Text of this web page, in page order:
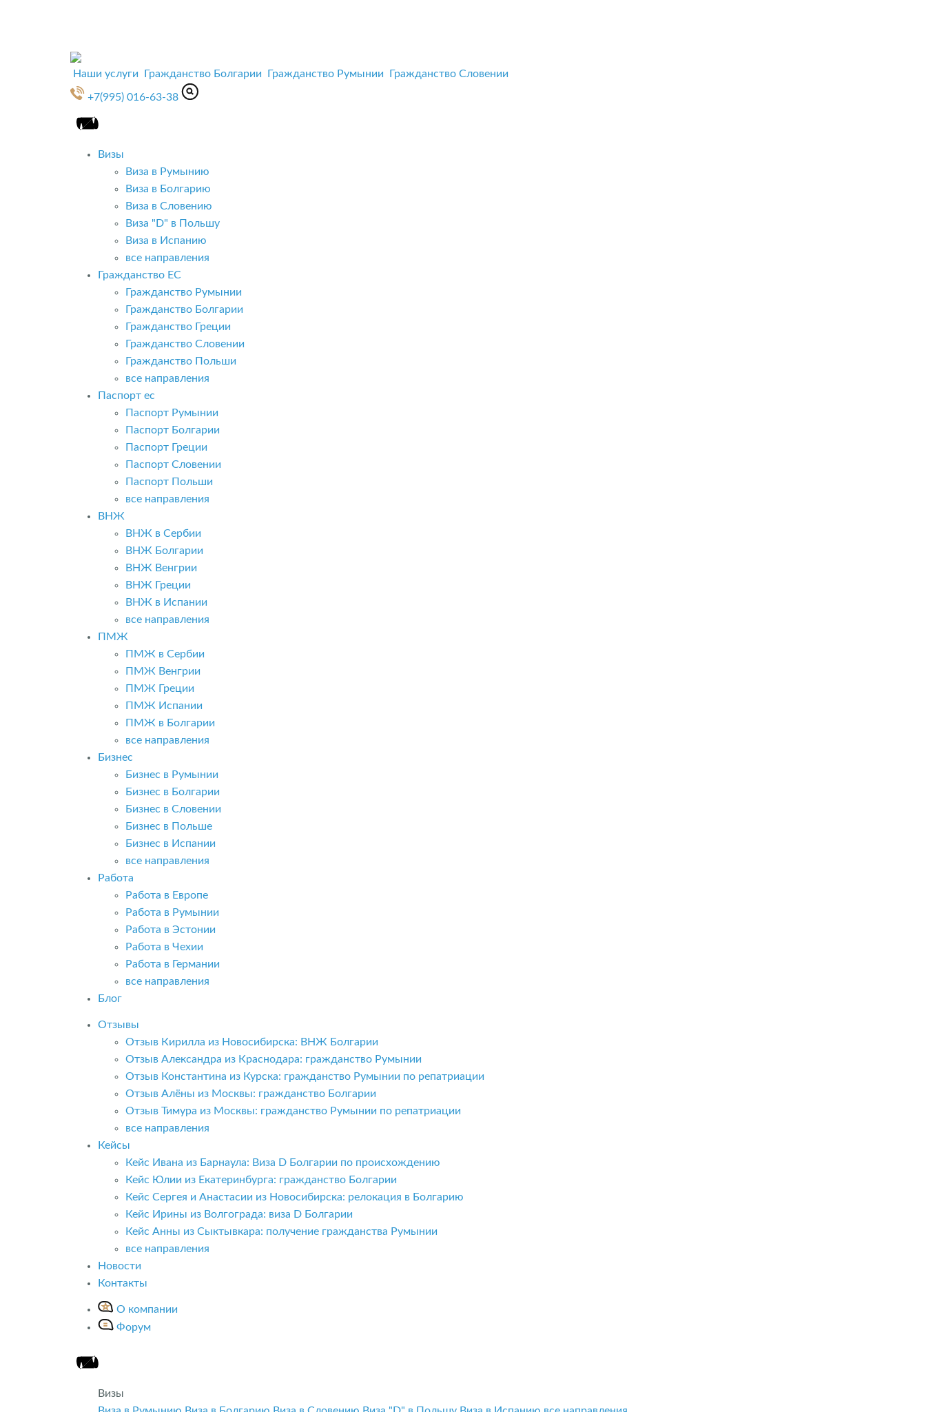
Наши услуги Гражданство Болгарии Гражданство Румынии Гражданство Словении
+7(995) 016-63-38
Визы
Виза в Румынию
Виза в Болгарию
Виза в Словению
Виза "D" в Польшу
Виза в Испанию
все направления
Гражданство ЕС
Гражданство Румынии
Гражданство Болгарии
Гражданство Греции
Гражданство Словении
Гражданство Польши
все направления
Паспорт ес
Паспорт Румынии
Паспорт Болгарии
Паспорт Греции
Паспорт Словении
Паспорт Польши
все направления
ВНЖ
ВНЖ в Сербии
ВНЖ Болгарии
ВНЖ Венгрии
ВНЖ Греции
ВНЖ в Испании
все направления
ПМЖ
ПМЖ в Сербии
ПМЖ Венгрии
ПМЖ Греции
ПМЖ Испании
ПМЖ в Болгарии
все направления
Бизнес
Бизнес в Румынии
Бизнес в Болгарии
Бизнес в Словении
Бизнес в Польше
Бизнес в Испании
все направления
Работа
Работа в Европе
Работа в Румынии
Работа в Эстонии
Работа в Чехии
Работа в Германии
все направления
Блог
Отзывы
Отзыв Кирилла из Новосибирска: ВНЖ Болгарии
Отзыв Александра из Краснодара: гражданство Румынии
Отзыв Константина из Курска: гражданство Румынии по репатриации
Отзыв Алёны из Москвы: гражданство Болгарии
Отзыв Тимура из Москвы: гражданство Румынии по репатриации
все направления
Кейсы
Кейс Ивана из Барнаула: Виза D Болгарии по происхождению
Кейс Юлии из Екатеринбурга: гражданство Болгарии
Кейс Сергея и Анастасии из Новосибирска: релокация в Болгарию
Кейс Ирины из Волгограда: виза D Болгарии
Кейс Анны из Сыктывкара: получение гражданства Румынии
все направления
Новости
Контакты
О компании
Форум
Визы